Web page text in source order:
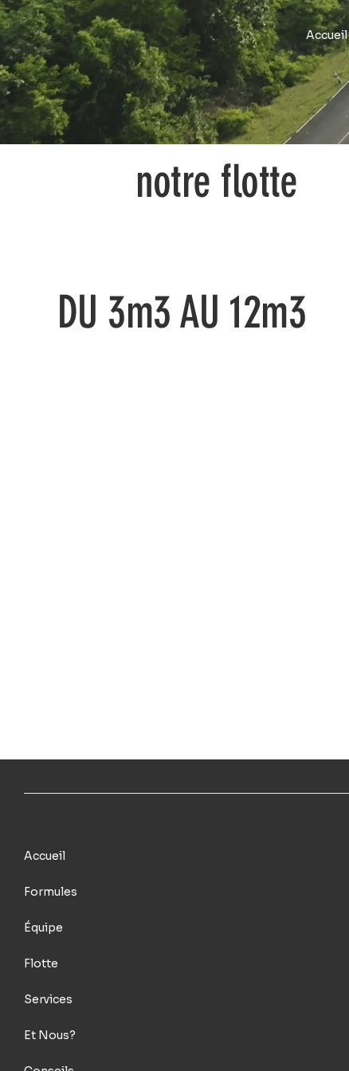
Accueil
notre flotte
DU 3m3 AU 12m3
Accueil
Formules
Équipe
Flotte
Services
Et Nous?